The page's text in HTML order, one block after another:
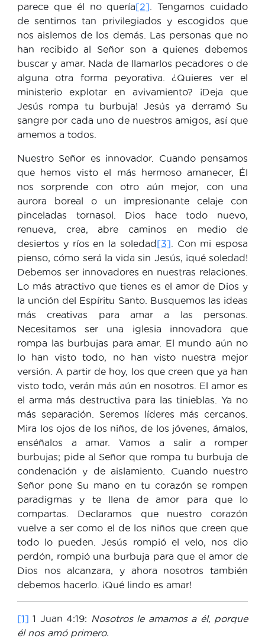
parece que él no quería[2] . Tengamos cuidado
de sentirnos tan privilegiados y escogidos que
nos aislemos de los demás. Las personas que no
han recibido al Señor son a quienes debemos
buscar y amar. Nada de llamarlos pecadores o de
alguna otra forma peyorativa. ¿Quieres ver el
ministerio explotar en avivamiento? ¡Deja que
Jesús rompa tu burbuja! Jesús ya derramó Su
sangre por cada uno de nuestros amigos, así que
amemos a todos.
Nuestro Señor es innovador. Cuando pensamos
que hemos visto el más hermoso amanecer, Él
nos sorprende con otro aún mejor, con una
aurora boreal o un impresionante celaje con
pinceladas tornasol. Dios hace todo nuevo,
renueva, crea, abre caminos en medio de
desiertos y ríos en la soledad[3] . Con mi esposa
pienso, cómo será la vida sin Jesús, ¡qué soledad!
Debemos ser innovadores en nuestras relaciones.
Lo más atractivo que tienes es el amor de Dios y
la unción del Espíritu Santo. Busquemos las ideas
más creativas para amar a las personas.
Necesitamos ser una iglesia innovadora que
rompa las burbujas para amar. El mundo aún no
lo han visto todo, no han visto nuestra mejor
versión. A partir de hoy, los que creen que ya han
visto todo, verán más aún en nosotros. El amor es
el arma más destructiva para las tinieblas. Ya no
más separación. Seremos líderes más cercanos.
Mira los ojos de los niños, de los jóvenes, ámalos,
enséñalos a amar. Vamos a salir a romper
burbujas; pide al Señor que rompa tu burbuja de
condenación y de aislamiento. Cuando nuestro
Señor pone Su mano en tu corazón se rompen
paradigmas y te llena de amor para que lo
compartas. Declaramos que nuestro corazón
vuelve a ser como el de los niños que creen que
todo lo pueden. Jesús rompió el velo, nos dio
perdón, rompió una burbuja para que el amor de
Dios nos alcanzara, y ahora nosotros también
debemos hacerlo. ¡Qué lindo es amar!
[1] 1 Juan 4:19: Nosotros le amamos a él, porque
él nos amó primero.